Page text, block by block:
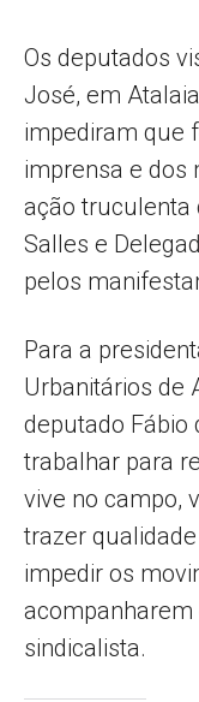
Os deputados
José, em
impediram que
imprensa e dos
ação truculenta
Salles e
pelos
Para a
Urbanitários de
deputado Fábio
trabalhar para
vive no campo,
trazer
impedir os
acompanharem
sindicalista.